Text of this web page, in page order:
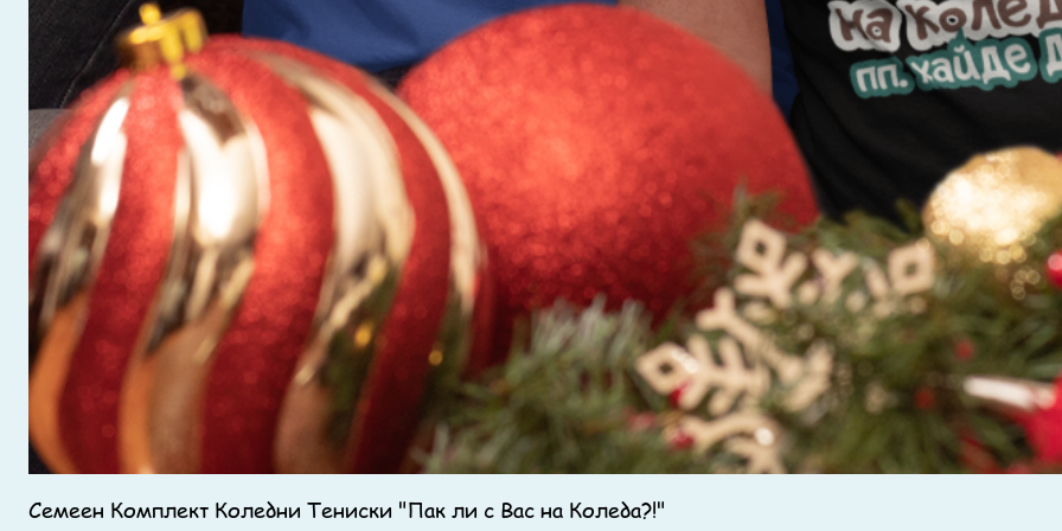
Семеен Комплект Коледни Тениски "Пак ли с Вас на Коледа?!"